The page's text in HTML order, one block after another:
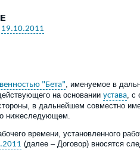
19.10.2011
"Бета" , именуемое в
на основании устава ,
в дальнейшем совместно
нижеследующем.
времени, установленного
(далее – Договор) вносятся